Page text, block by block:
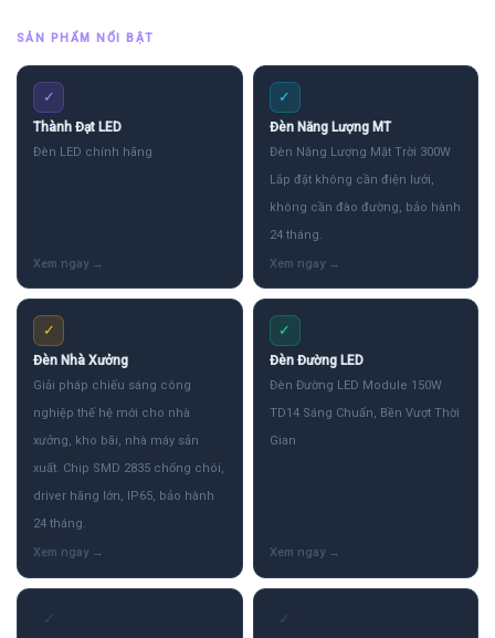
SẢN PHẨM NỔI BẬT
✓
Thành Đạt LED
Đèn LED chính hãng
✓
Đèn Năng Lượng MT
Đèn Năng Lượng Mặt Trời 300W
Lắp đặt không cần điện lưới,
không cần đào đường, bảo hành
24 tháng.
✓
Đèn Nhà Xưởng
Giải pháp chiếu sáng công
nghiệp thế hệ mới cho nhà
xưởng, kho bãi, nhà máy sản
xuất. Chip SMD 2835 chống chói,
driver hãng lớn, IP65, bảo hành
24 tháng.
✓
Đèn Đường LED
Đèn Đường LED Module 150W
TD14 Sáng Chuẩn, Bền Vượt Thời
Gian
✓ ✓